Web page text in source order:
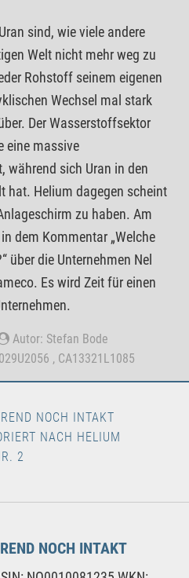
sind, wie viele andere
Welt nicht mehr weg zu
Rohstoff seinem eigenen
Wechsel mal stark
Der Wasserstoffsektor
eine massive
während sich Uran in den
hat. Helium dagegen scheint
zu haben. Am
dem Kommentar „Welche
über die Unternehmen Nel
Es wird Zeit für einen
Autor: Stefan Bode
, CA13321L1085
NOCH INTAKT
NACH HELIUM
2
NOCH INTAKT